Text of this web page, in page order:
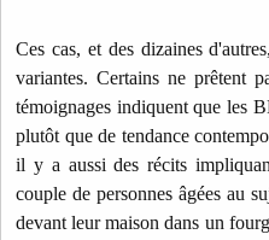
Ces cas, et des dizaines
variantes. Certains ne prêtent
témoignages indiquent que les
plutôt que de tendance
il y a aussi des récits
couple de personnes âgées au
devant leur maison dans un